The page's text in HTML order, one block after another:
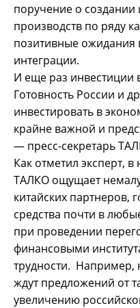
поручение о
производств по ряду
позитивные ожидания
интеграции.
И еще раз инвестиции
Готовность России и
инвестировать в
крайне важной и
— пресс-секретарь
Как отметил эксперт,
ТАЛКО ощущает
китайских партнеров,
средства почти в
при проведении
финансовыми
трудности.
ждут предложений от
увеличению